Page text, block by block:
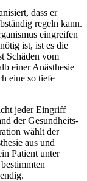
dass er
regeln kann.
eingreifen
ist, ist es die
Schäden vom
einer Anästhesie
eine so tiefe
jeder Eingriff
der Gesundheits-
wählt der
aus und
Patient unter